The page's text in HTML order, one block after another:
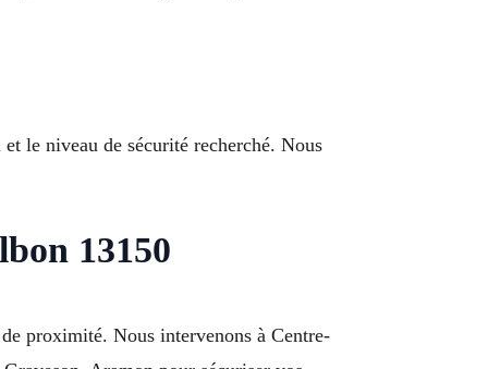
le niveau de sécurité recherché. Nous
13150
proximité. Nous intervenons à Centre-